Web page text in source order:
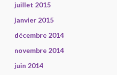
juillet 2015
janvier 2015
décembre 2014
novembre 2014
juin 2014